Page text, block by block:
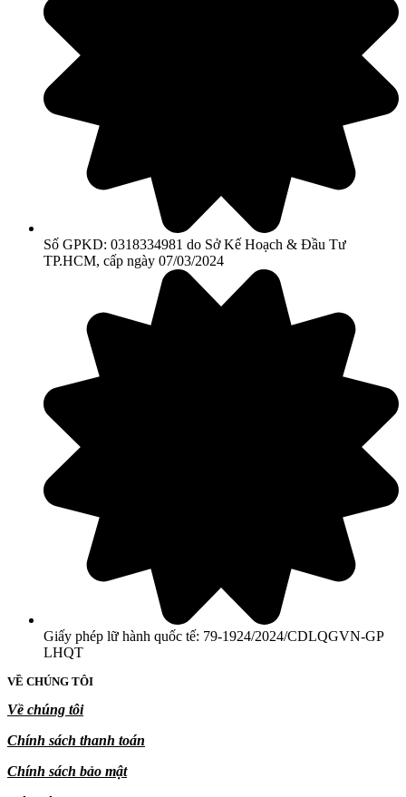
Số GPKD: 0318334981 do Sở Kế Hoạch & Đầu Tư
TP.HCM, cấp ngày 07/03/2024
Giấy phép lữ hành quốc tế: 79-1924/2024/CDLQGVN-GP
LHQT
VỀ CHÚNG TÔI
Về chúng tôi
Chính sách thanh toán
Chính sách bảo mật